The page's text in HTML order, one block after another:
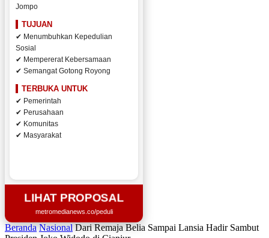
Jompo
TUJUAN
✔ Menumbuhkan Kepedulian
Sosial
✔ Mempererat Kebersamaan
✔ Semangat Gotong Royong
TERBUKA UNTUK
✔ Pemerintah
✔ Perusahaan
✔ Komunitas
✔ Masyarakat
LIHAT PROPOSAL
metromedianews.co/peduli
Beranda Nasional Dari Remaja Belia Sampai Lansia Hadir Sambut